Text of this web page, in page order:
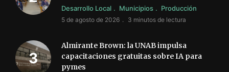
Desarrollo Local Municipios Producción
5 de agosto de 2026 3 minutos de lectura
Almirante Brown: la UNAB impulsa
capacitaciones gratuitas sobre IA para
pymes